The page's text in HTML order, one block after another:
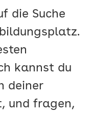
die Suche
kannst du
deiner
und fragen,